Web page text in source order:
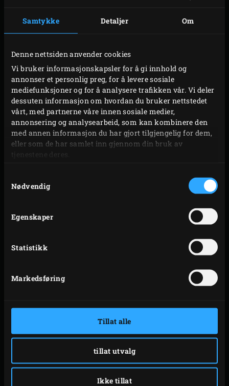
Samtykke Detaljer Om
Denne nettsiden anvender cookies
Vi bruker informasjonskapsler for å gi innhold og
annonser et personlig preg, for å levere sosiale
mediefunksjoner og for å analysere trafikken vår. Vi deler
dessuten informasjon om hvordan du bruker nettstedet
vårt, med partnerne våre innen sosiale medier,
annonsering og analysearbeid, som kan kombinere den
med annen informasjon du har gjort tilgjengelig for dem,
eller som de har samlet inn gjennom din bruk av
Nødvendig
Egenskaper
Statistikk
Markedsføring
Tillat alle
tillat utvalg
Ikke tillat
RENGJØRING ETTER
BRUK: FJERNING AV
MATRESTER
Fjern eventuelle matrester som er igjen på risten eller i
EGGET hver gang du har brukt det. Fjern dem ved å
(for å skrubbe ren risten din under
Grid Scrubber
(for å skrubbe ren risten din under
Dual Brush Grid Scrubber
(for å skrubbe ren en rist,
convEGGtoren eller en Baking Stone enda raskere)